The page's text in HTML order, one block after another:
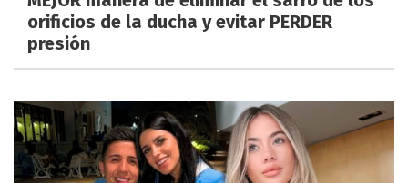
orificios de la ducha y evitar PERDER
presión